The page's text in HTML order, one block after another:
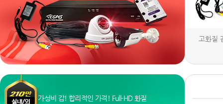
고화질
가성비 갑! 합리적인 가격! Full-HD 화질